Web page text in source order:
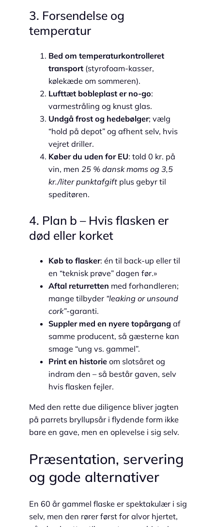
3. Forsendelse og
temperatur
Bed om temperaturkontrolleret
transport (styrofoam-kasser,
kølekæde om sommeren).
Lufttæt bobleplast er no-go:
varmestråling og knust glas.
Undgå frost og hedebølger; vælg
“hold på depot” og afhent selv, hvis
vejret driller.
Køber du uden for EU: told 0 kr. på
vin, men 25 % dansk moms og 3,5
kr./liter punktafgift plus gebyr til
speditøren.
4. Plan b – Hvis flasken er
død eller korket
Køb to flasker: én til back-up eller til
en “teknisk prøve” dagen før.»
Aftal returretten med forhandleren;
mange tilbyder “leaking or unsound
cork”-garanti.
Suppler med en nyere topårgang af
samme producent, så gæsterne kan
smage “ung vs. gammel”.
Print en historie om slotsåret og
indram den – så består gaven, selv
hvis flasken fejler.
Med den rette due diligence bliver jagten
på parrets bryllupsår i flydende form ikke
bare en gave, men en oplevelse i sig selv.
Præsentation, servering
og gode alternativer
En 60 år gammel flaske er spektakulær i sig
selv, men den rører først for alvor hjertet,